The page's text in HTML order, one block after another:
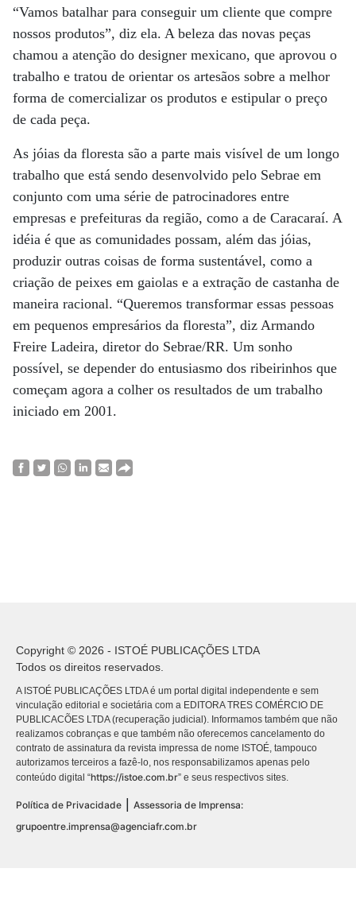
“Vamos batalhar para conseguir um cliente que compre
nossos produtos”, diz ela. A beleza das novas peças
chamou a atenção do designer mexicano, que aprovou o
trabalho e tratou de orientar os artesãos sobre a melhor
forma de comercializar os produtos e estipular o preço
de cada peça.
As jóias da floresta são a parte mais visível de um longo
trabalho que está sendo desenvolvido pelo Sebrae em
conjunto com uma série de patrocinadores entre
empresas e prefeituras da região, como a de Caracaraí. A
idéia é que as comunidades possam, além das jóias,
produzir outras coisas de forma sustentável, como a
criação de peixes em gaiolas e a extração de castanha de
maneira racional. “Queremos transformar essas pessoas
em pequenos empresários da floresta”, diz Armando
Freire Ladeira, diretor do Sebrae/RR. Um sonho
possível, se depender do entusiasmo dos ribeirinhos que
começam agora a colher os resultados de um trabalho
iniciado em 2001.
Copyright © 2026 - ISTOÉ PUBLICAÇÕES LTDA
Todos os direitos reservados.
A ISTOÉ PUBLICAÇÕES LTDA é um portal digital independente e sem
vinculação editorial e societária com a EDITORA TRES COMÉRCIO DE
PUBLICACÕES LTDA (recuperação judicial). Informamos também que não
realizamos cobranças e que também não oferecemos cancelamento do
contrato de assinatura da revista impressa de nome ISTOÉ, tampouco
autorizamos terceiros a fazê-lo, nos responsabilizamos apenas pelo
conteúdo digital “https://istoe.com.br” e seus respectivos sites.
Política de Privacidade
Assessoria de Imprensa:
grupoentre.imprensa@agenciafr.com.br